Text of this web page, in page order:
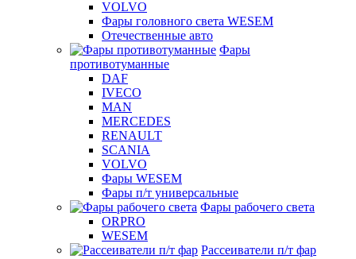
VOLVO
Фары головного света WESEM
Отечественные авто
Фары
противотуманные
DAF
IVECO
MAN
MERCEDES
RENAULT
SCANIA
VOLVO
Фары WESEM
Фары п/т универсальные
Фары рабочего света
ORPRO
WESEM
Рассеиватели п/т фар